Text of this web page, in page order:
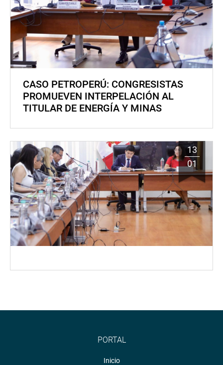
CASO PETROPERÚ: CONGRESISTAS
PROMUEVEN INTERPELACIÓN AL
TITULAR DE ENERGÍA Y MINAS
13
01
PORTAL
Inicio